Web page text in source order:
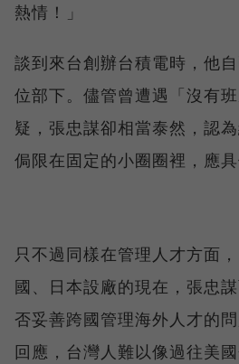
熱情！」
談到來台創辦台積電時，他
位部下。儘管曾遭遇「沒有
疑，張忠謀卻相當泰然，認
侷限在固定的小圈圈裡，應具
只不過同樣在管理人才方面
國、日本設廠的現在，張忠
否妥善跨國管理海外人才的
回應，台灣人難以像過往美